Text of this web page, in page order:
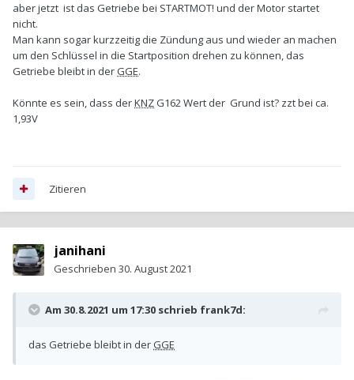
aber jetzt ist das Getriebe bei STARTMOT! und der Motor startet
nicht.
Man kann sogar kurzzeitig die Zündung aus und wieder an machen
um den Schlüssel in die Startposition drehen zu können, das
Getriebe bleibt in der GGE.
Könnte es sein, dass derKNZ G162 Wert der Grund ist? zzt bei ca.
1,93V
Zitieren
janihani
Geschrieben 30. August 2021
Am 30.8.2021 um 17:30 schrieb frank7d:
das Getriebe bleibt in der GGE